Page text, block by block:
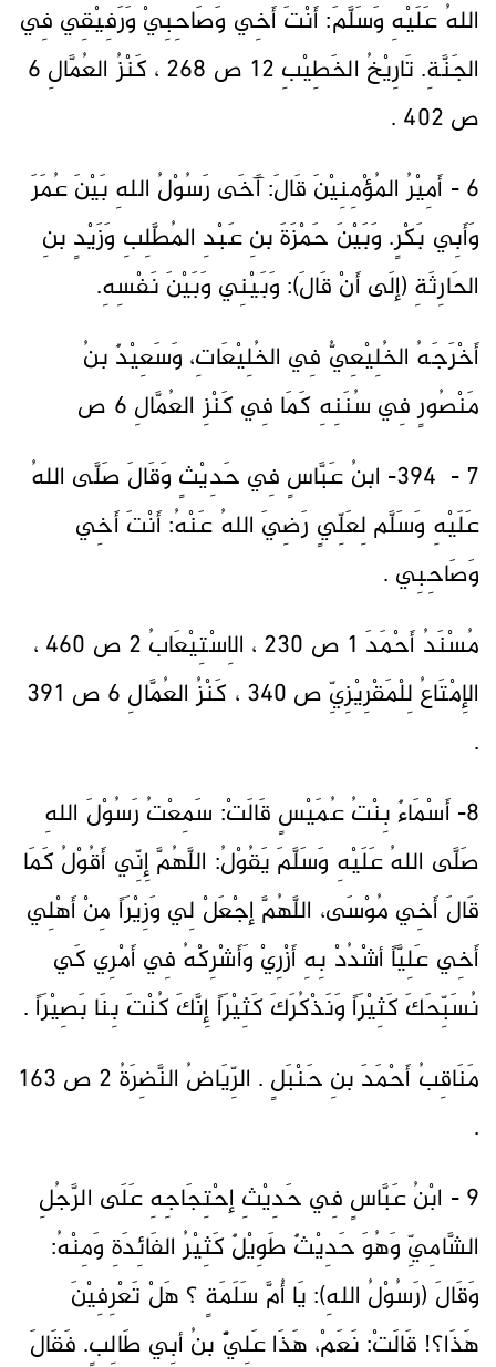
اللهُ عَلَيْهِ وَسَلَّمَ: أَنْتَ أَخِي وَصَاحِبِيْ وَرَفِيْقِي فِي
الجَنَّةِ. تَارِيْخُ الخَطِيْبِ 12 ص 268 ، كَنْزُ العُمَّالِ 6
ص 402 .
6 - أَمِيْرُ المُؤْمِنِيْنَ قَالَ: آَخَى رَسُوْلُ اللهِ بَيْنَ عُمَرَ
وَأَبِي بَكْرٍ. وَبَيْنَ حَمْزَةَ بنِ عَبْدِ المُطَّلِبِ وَزَيْدٍ بنِ
الحَارِثَةِ (إلَى أَنْ قَالَ): وَبَيْنِي وَبَيْنَ نَفْسِهِ.
أَخْرَجَهُ الخُلِيْعِيُّ فِي الخُلِيْعَاتِ، وَسَعِيْدٌ بنُ
مَنْصُورٍ فِي سُنَنِهِ كَمَا فِي كَنْزِ العُمَّالِ 6 ص
7 - 394- ابنُ عَبَّاسٍ فِي حَدِيْثٍ وَقَالَ صَلَّى اللهُ
عَلَيْهِ وَسَلَّم لِعَلِّيٍ رَضِيَ اللهُ عَنْهُ: أَنْتَ أَخِي
وَصَاحِبِي .
مُسْنَدُ أَحْمَدَ 1 ص 230 ، الاِسْتِيْعَابُ 2 ص 460 ،
الإِمْتَاعُ لِلْمَقْرِيْزِيِّ ص 340 ، كَنْزُ العُمَّالِ 6 ص 391
.
8- أَسْمَاءٌ بِنْتُ عُمَيْسٍ قَالَتْ: سَمِعْتُ رَسُوْلَ اللهِ
صَلَّى اللهُ عَلَيْهِ وَسَلَّمَ يَقُوْلُ: اللَّهُمَّ إِنِّي أَقُوْلُ كَمَا
قَالَ أَخِي مُوْسَى، اللَّهُمَّ إجْعَلْ لِي وَزِيْرَاً مِنْ أَهْلِي
أَخِي عَلِيَّاً أشْدُدْ بِهِ أَزْرِيْ وَأَشْرِكْهُ فِي أَمْرِي كَي
نُسَبِّحَكَ كَثِيْرَاً وَنَذْكُرَكَ كَثِيْرَاً إِنَّكَ كُنْتَ بِنَا بَصِيْرَاً .
مَنَاقِبُ أَحْمَدَ بنِ حَنْبَلٍ . الرِّيَاضُ النَّضِرَةُ 2 ص 163
.
9 - ابْنُ عَبَّاسٍ فِي حَدِيْثِ إحْتِجَاجِهِ عَلَى الرَّجُلِ
الشَّامِيِّ وَهُوَ حَدِيْثٌ طَوِيْلٌ كَثِيْرُ الفَائِدَةِ وَمِنْهُ:
وَقَالَ (رَسُوْلُ اللهِ): يَا أُمَّ سَلَمَةٍ ؟ هَلْ تَعْرِفِيْنَ
هَذَا؟! قَالَتْ: نَعَمْ، هَذَا عَلِيٌّ بنُ أبِي طَالِبٍ. فَقَالَ